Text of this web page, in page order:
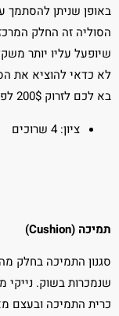
באופן שניתן להסתמך
הסוליה זה החלק
שיופעל עליו יותר
לא כדאי להוציא את
בא לכם לזרוק 200$ לפח.
ציון: 4 שרוכים
תמיכה (Cushion)
סגנון התמיכה בחלק
שנמכרות בשוק.
כרית התמיכה ובעצם